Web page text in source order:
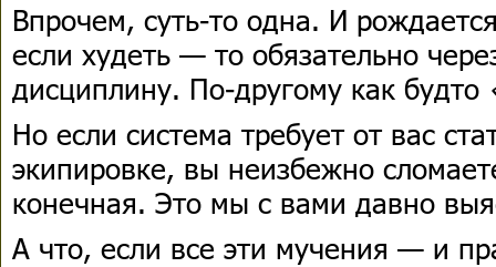
Впрочем, суть-то одна. И
если худеть — то обязательно
дисциплину. По-другому как будто
Но если система требует от вас
экипировке, вы неизбежно
конечная. Это мы с вами давно
А что, если все эти мучения — и